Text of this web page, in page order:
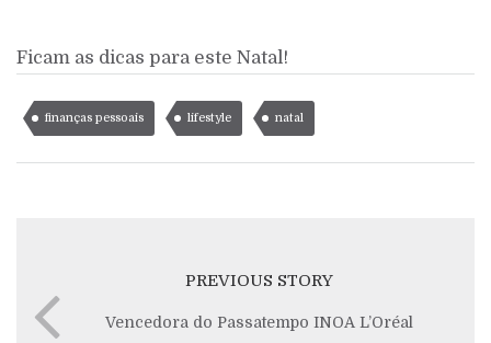
Ficam as dicas para este Natal!
finanças pessoais lifestyle natal
PREVIOUS STORY
Vencedora do Passatempo INOA L’Oréal